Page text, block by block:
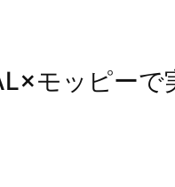
モッピーで